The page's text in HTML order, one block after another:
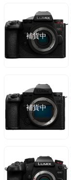
補貨中
補貨中